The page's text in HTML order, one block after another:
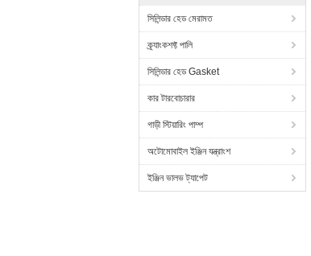
সিলিন্ডার হেড মেরামত
ক্র্যাংকশফ্ট পালি
সিলিন্ডার হেড Gasket
কার টারবোচারার
গাড়ী স্টিয়ারিং পাম্প
অটোমোবাইল ইঞ্জিন যন্ত্রাংশ
ইঞ্জিন ভালভ ট্যাপেট